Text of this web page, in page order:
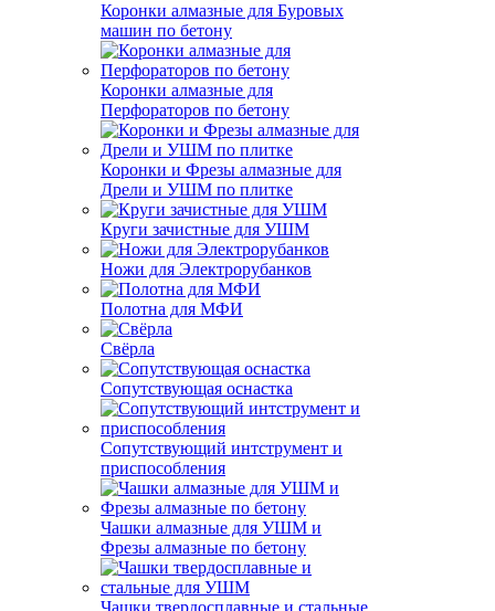
Коронки алмазные для Буровых
машин по бетону
Коронки алмазные для
Перфораторов по бетону
Коронки и Фрезы алмазные для
Дрели и УШМ по плитке
Круги зачистные для УШМ
Ножи для Электрорубанков
Полотна для МФИ
Свёрла
Сопутствующая оснастка
Сопутствующий интструмент и
приспособления
Чашки алмазные для УШМ и
Фрезы алмазные по бетону
Чашки твердосплавные и стальные